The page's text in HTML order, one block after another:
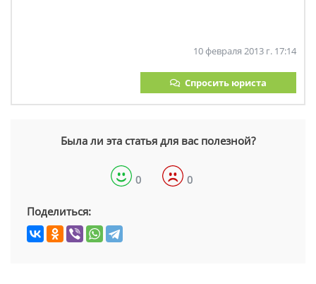
10 февраля 2013 г. 17:14
Спросить юриста
Была ли эта статья для вас полезной?
0 0
Поделиться: